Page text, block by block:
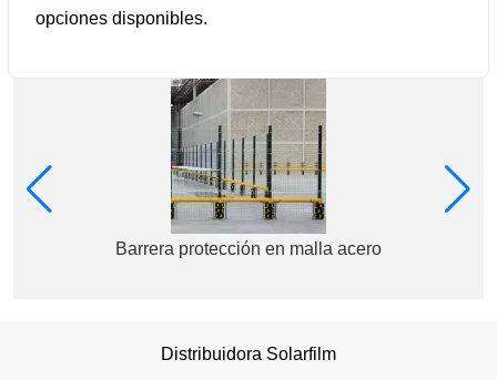
opciones disponibles.
Barrera protección en malla acero
Distribuidora Solarfilm